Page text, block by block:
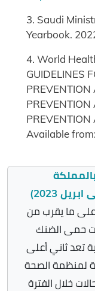
3. Saudi
Yearbook.
4. World
GUIDELINES
PREVENTION
PREVENTION
Available from:
ما يقرب من
حمى الضنك
تعد ثاني أعلى
لمنظمة الصحة
الحالات خلال الفترة